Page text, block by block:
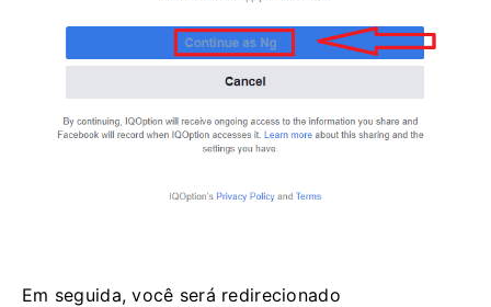
Em seguida, você será redirecionado